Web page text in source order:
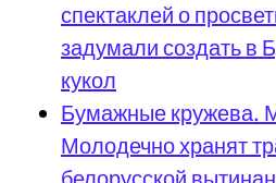
спектаклей о
задумали создать в
кукол
Бумажные кружева.
Молодечно хранят